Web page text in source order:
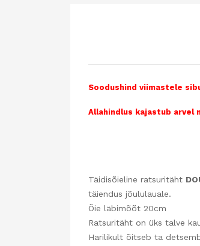
Soodushind viimastele
Allahindlus kajastub arvel
Täidisõieline ratsuritäht
täiendus jõululauale.
Õie läbimõõt 20cm
Ratsuritäht on üks talve
Harilikult õitseb ta